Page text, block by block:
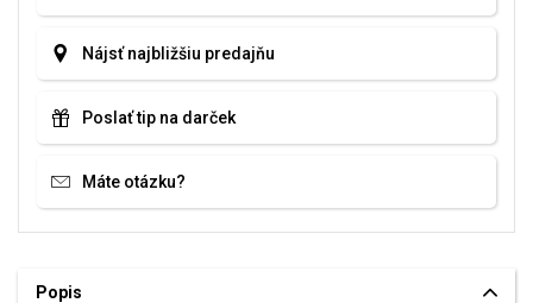
Nájsť najbližšiu predajňu
Poslať tip na darček
Máte otázku?
Popis